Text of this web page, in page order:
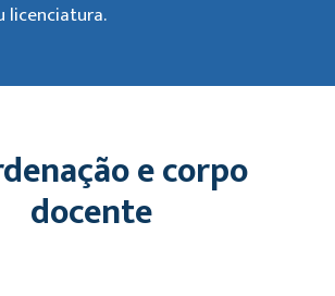
licenciatura.
e corpo
docente